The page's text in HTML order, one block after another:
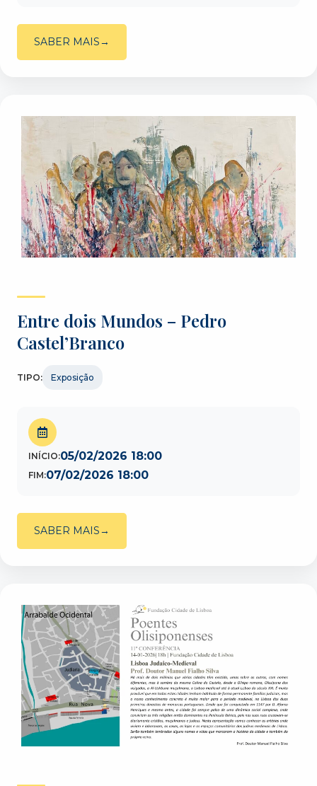
SABER MAIS
Entre dois Mundos – Pedro
Castel’Branco
TIPO: Exposição
INÍCIO:05/02/2026 18:00
FIM:07/02/2026 18:00
SABER MAIS